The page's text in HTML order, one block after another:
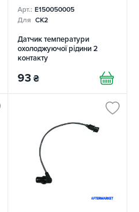
Арт.: E150050005
Для CK2
Датчик температури
охолоджуючої рідини 2
контакту
93 ₴